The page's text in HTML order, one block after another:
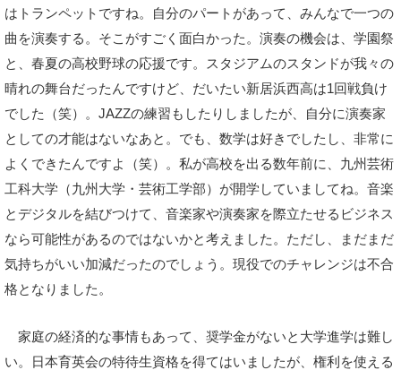
はトランペットですね。自分のパートがあって、みんなで一つの
曲を演奏する。そこがすごく面白かった。演奏の機会は、学園祭
と、春夏の高校野球の応援です。スタジアムのスタンドが我々の
晴れの舞台だったんですけど、だいたい新居浜西高は1回戦負け
でした（笑）。JAZZの練習もしたりしましたが、自分に演奏家
としての才能はないなあと。でも、数学は好きでしたし、非常に
よくできたんですよ（笑）。私が高校を出る数年前に、九州芸術
工科大学（九州大学・芸術工学部）が開学していましてね。音楽
とデジタルを結びつけて、音楽家や演奏家を際立たせるビジネス
なら可能性があるのではないかと考えました。ただし、まだまだ
気持ちがいい加減だったのでしょう。現役でのチャレンジは不合
格となりました。
家庭の経済的な事情もあって、奨学金がないと大学進学は難し
い。日本育英会の特待生資格を得てはいましたが、権利を使える